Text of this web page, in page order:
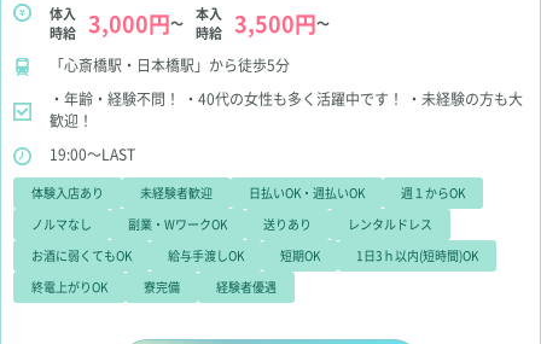
体入
時給
3,000円～
本入
時給
3,500円～
「心斎橋駅・日本橋駅」から徒歩5分
・年齢・経験不問！
・40代の女性も多く活躍中です！
・未経験の方も大
歓迎！
19:00～LAST
体験入店あり 未経験者歓迎 日払いOK・週払いOK
週１からOK
ノルマなし
副業・WワークOK 送りあり
レンタルドレス
お酒に弱くてもOK
給与手渡しOK 短期OK
1日3ｈ以内(短時間)OK
終電上がりOK
寮完備 経験者優遇